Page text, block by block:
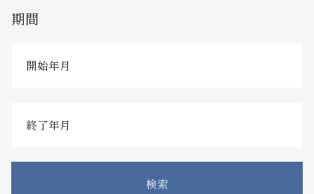
期間
検索